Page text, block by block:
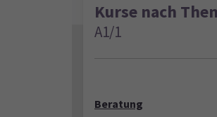
Kurse nach
A1/1
Beratung